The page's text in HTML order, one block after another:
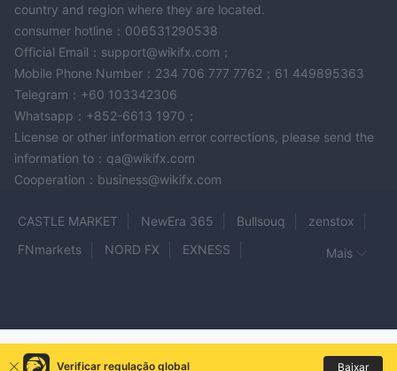
country and region where they are located.
consumer hotline：006531290538
Official Email：support@wikifx.com；
Mobile Phone Number：234 706 777 7762；61 449895363
Telegram：+60 103342306
Whatsapp：+852-6613 1970；
License or other information error corrections, please send the
information to：qa@wikifx.com
Cooperation：business@wikifx.com
CASTLE MARKET NewEra 365 Bullsouq
zenstox
FNmarkets
NORD FX
EXNESS
Fast Profit
TeleTrade
XB Prime
REDROCK MARKETS
Bit Invest
Mais
Verificar regulação global Baixar